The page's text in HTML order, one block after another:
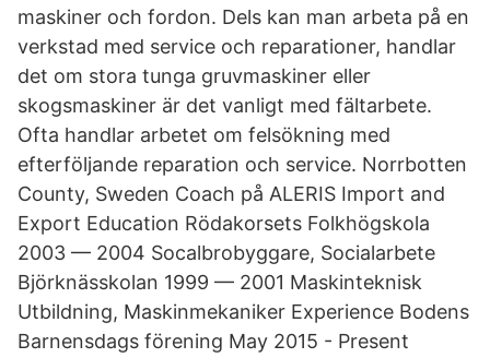
maskiner och fordon. Dels kan man arbeta på en
verkstad med service och reparationer, handlar
det om stora tunga gruvmaskiner eller
skogsmaskiner är det vanligt med fältarbete.
Ofta handlar arbetet om felsökning med
efterföljande reparation och service. Norrbotten
County, Sweden Coach på ALERIS Import and
Export Education Rödakorsets Folkhögskola
2003 — 2004 Socalbrobyggare, Socialarbete
Björknässkolan 1999 — 2001 Maskinteknisk
Utbildning, Maskinmekaniker Experience Bodens
Barnensdags förening May 2015 - Present